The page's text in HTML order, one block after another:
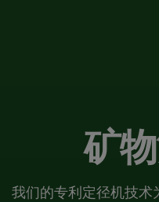
矿
我们的专利定径机技术